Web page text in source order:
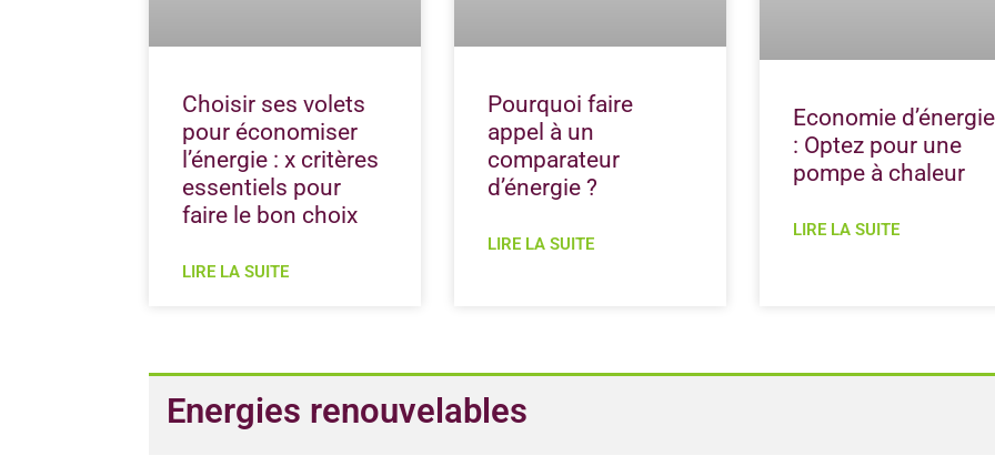
Choisir ses volets
pour économiser
l’énergie : x critères
essentiels pour
faire le bon choix
LIRE LA SUITE
Pourquoi faire
appel à un
comparateur
d’énergie ?
LIRE LA SUITE
Economie d’énergie
: Optez pour une
pompe à chaleur
LIRE LA SUITE
Energies renouvelables